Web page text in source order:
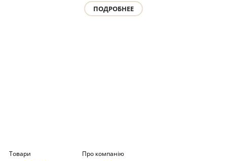
ПОДРОБНЕЕ
Товари
Про компанію